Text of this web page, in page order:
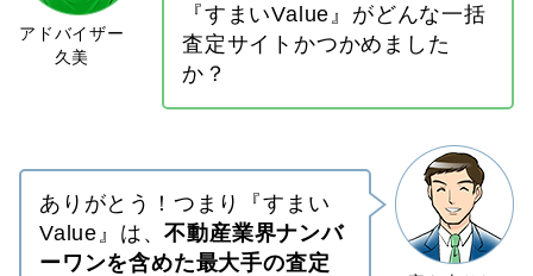
『すまいValue』がどんな一括
査定サイトかつかめました
か？
ありがとう！つまり『すまい
Value』は、不動産業界ナンバ
ーワンを含めた最大手の査定